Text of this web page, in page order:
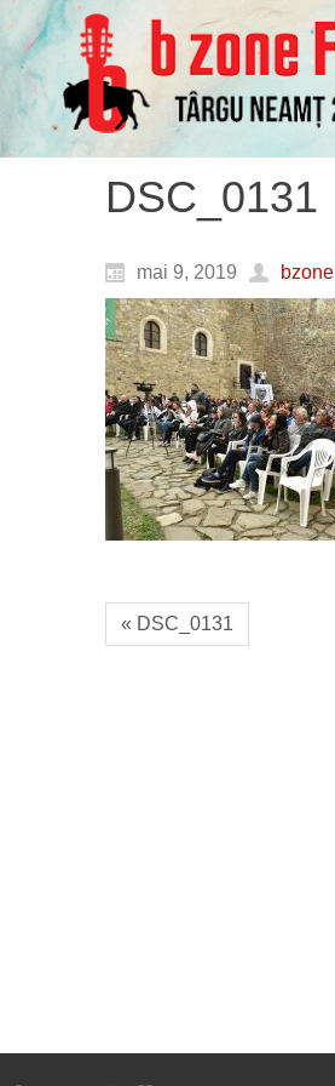
DSC_0131
mai 9, 2019 bzone
« DSC_0131